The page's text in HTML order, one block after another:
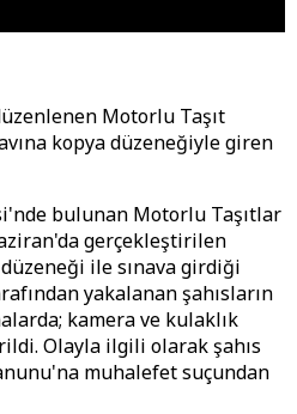
Motorlu Taşıt
kopya düzeneğiyle giren
bulunan Motorlu Taşıtlar
gerçekleştirilen
düzeneği ile sınava girdiği
yakalanan şahısların
kamera ve kulaklık
Olayla ilgili olarak şahıs
muhalefet suçundan